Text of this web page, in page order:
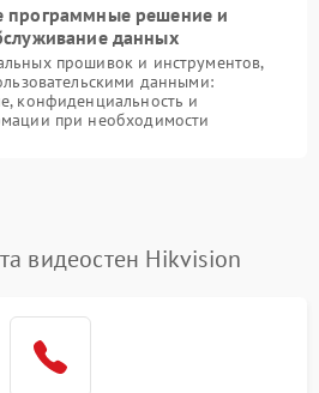
программные решение и
данных
прошивок и инструментов,
данными:
конфиденциальность и
при необходимости
видеостен Hikvision